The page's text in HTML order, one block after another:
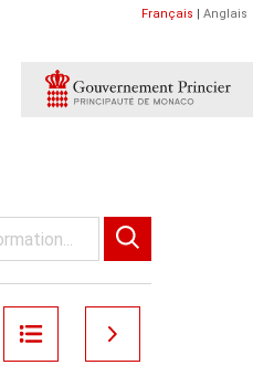
Français | Anglais